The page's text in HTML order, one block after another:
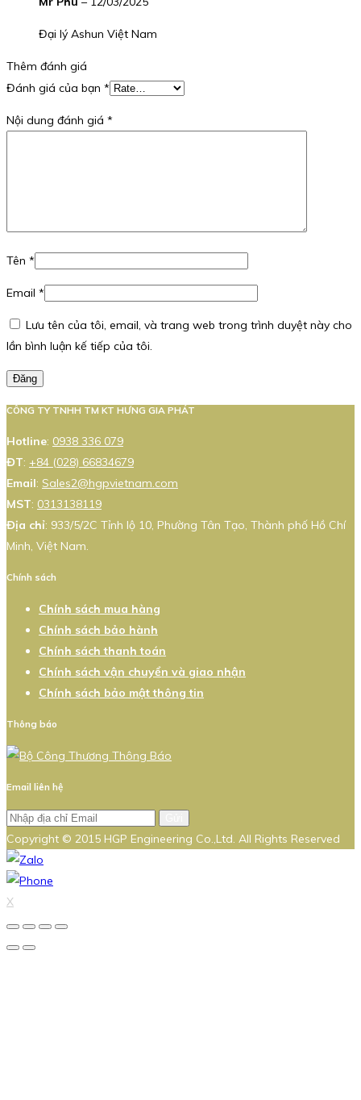
Đại lý Ashun Việt Nam
Thêm đánh giá
Đánh giá của bạn *
Nội dung đánh giá *
Tên *
Email *
Lưu tên của tôi, email, và trang web trong trình duyệt này cho
lần bình luận kế tiếp của tôi.
Đăng
CÔNG TY TNHH TM KT HƯNG GIA PHÁT
Hotline: 0938 336 079
ĐT: +84 (028) 66834679
Email: Sales2@hgpvietnam.com
MST: 0313138119
Địa chỉ: 933/5/2C Tỉnh lộ 10, Phường Tân Tạo, Thành phố Hồ Chí
Minh, Việt Nam.
Chính sách
Chính sách mua hàng
Chính sách bảo hành
Chính sách thanh toán
Chính sách vận chuyển và giao nhận
Chính sách bảo mật thông tin
Thông báo
Email liên hệ
Copyright © 2015 HGP Engineering Co.,Ltd. All Rights Reserved
X